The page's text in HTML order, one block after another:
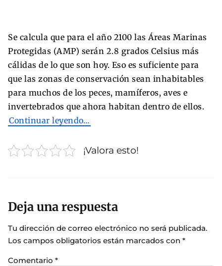
Se calcula que para el año 2100 las Áreas Marinas
Protegidas (AMP) serán 2.8 grados Celsius más
cálidas de lo que son hoy. Eso es suficiente para
que las zonas de conservación sean inhabitables
para muchos de los peces, mamíferos, aves e
invertebrados que ahora habitan dentro de ellos.
Continuar leyendo…
¡Valora esto!
Deja una respuesta
Tu dirección de correo electrónico no será publicada.
Los campos obligatorios están marcados con *
Comentario *